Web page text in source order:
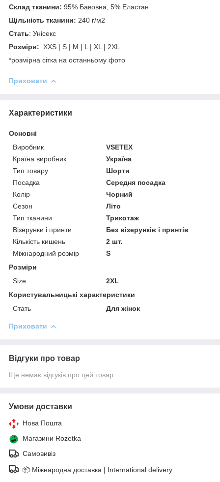
Склад тканини: 95% Бавовна, 5% Еластан
Щільність тканини: 240 г/м2
Стать: Унісекс
Розміри: XXS | S | M | L | XL | 2XL
*розмірна сітка на останньому фото
Приховати
Характеристики
Основні
Виробник
VSETEX
Країна виробник
Україна
Тип товару
Шорти
Посадка
Середня посадка
Колір
Чорний
Сезон
Літо
Тип тканини
Трикотаж
Візерунки і принти
Без візерунків і принтів
Кількість кишень
2 шт.
Міжнародний розмір
S
Розміри
Size
2XL
Користувальницькі характеристики
Стать
Для жінок
Приховати
Відгуки про товар
Ще немає відгуків про цей товар
Умови доставки
Нова Пошта
Магазини Rozetka
Самовивіз
📦 Міжнародна доставка | International delivery